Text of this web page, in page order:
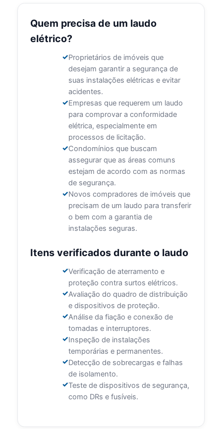
Quem precisa de um laudo
elétrico?
Proprietários de imóveis que
desejam garantir a segurança de
suas instalações elétricas e evitar
acidentes.
Empresas que requerem um laudo
para comprovar a conformidade
elétrica, especialmente em
processos de licitação.
Condomínios que buscam
assegurar que as áreas comuns
estejam de acordo com as normas
de segurança.
Novos compradores de imóveis que
precisam de um laudo para transferir
o bem com a garantia de
instalações seguras.
Itens verificados durante o laudo
Verificação de aterramento e
proteção contra surtos elétricos.
Avaliação do quadro de distribuição
e dispositivos de proteção.
Análise da fiação e conexão de
tomadas e interruptores.
Inspeção de instalações
temporárias e permanentes.
Detecção de sobrecargas e falhas
de isolamento.
Teste de dispositivos de segurança,
como DRs e fusíveis.